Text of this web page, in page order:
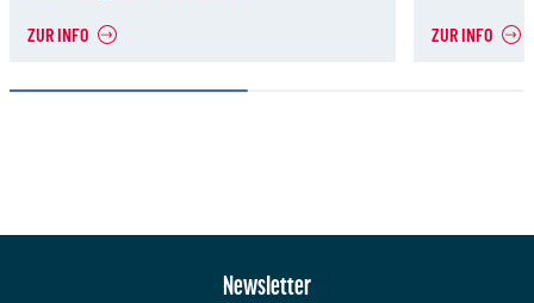
ZUR INFO ZUR INFO
Newsletter